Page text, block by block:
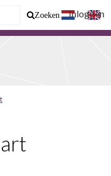
Inloggen
Zoeken